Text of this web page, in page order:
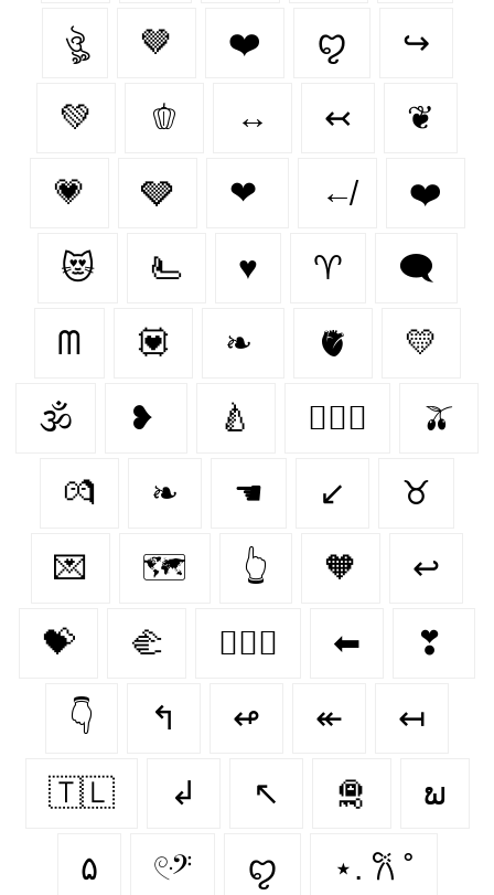
ঔৣ 🤎 ❤️‍ ꨄ ↪
💚 🫑 ↔ ↢ ❦
💗 🩶 ❤ ↚ ❤️
😻 🫷 ♥️ ♈︎ 🗨
ᗰ 💟 ❧ 🫀 💛
🕉 ❥ 🍐 👨‍❤️‍👨 🫒
💏 ❧ ☚ ↙ ♉︎
💌 🗺️ 👆 🧡 ↩
💝 🫲 👩‍❤️‍👩 ⬅ ❣
👇 ↰ ↫ ↞ ↤
🇹🇱 ↲ ↖ 🛅 ພ
۵ 𓏲ּ𝄢 ꨄ︎ ⋆. 𐙚 ˚